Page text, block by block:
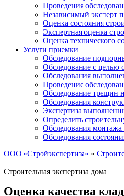
Проведения
Независимый эксперт
Оценка состояния
Экспертная оценка
Оценка технического
Услуги приемки
Обследование
Обследование с целью
Обследования
Проведение
Обследование трещин
Обследования
Экспертиза
Определить
Обследования монтажа
Обследования
ООО «Стройэкспертиза» »
Строительная экспертиза дома
Оценка качества